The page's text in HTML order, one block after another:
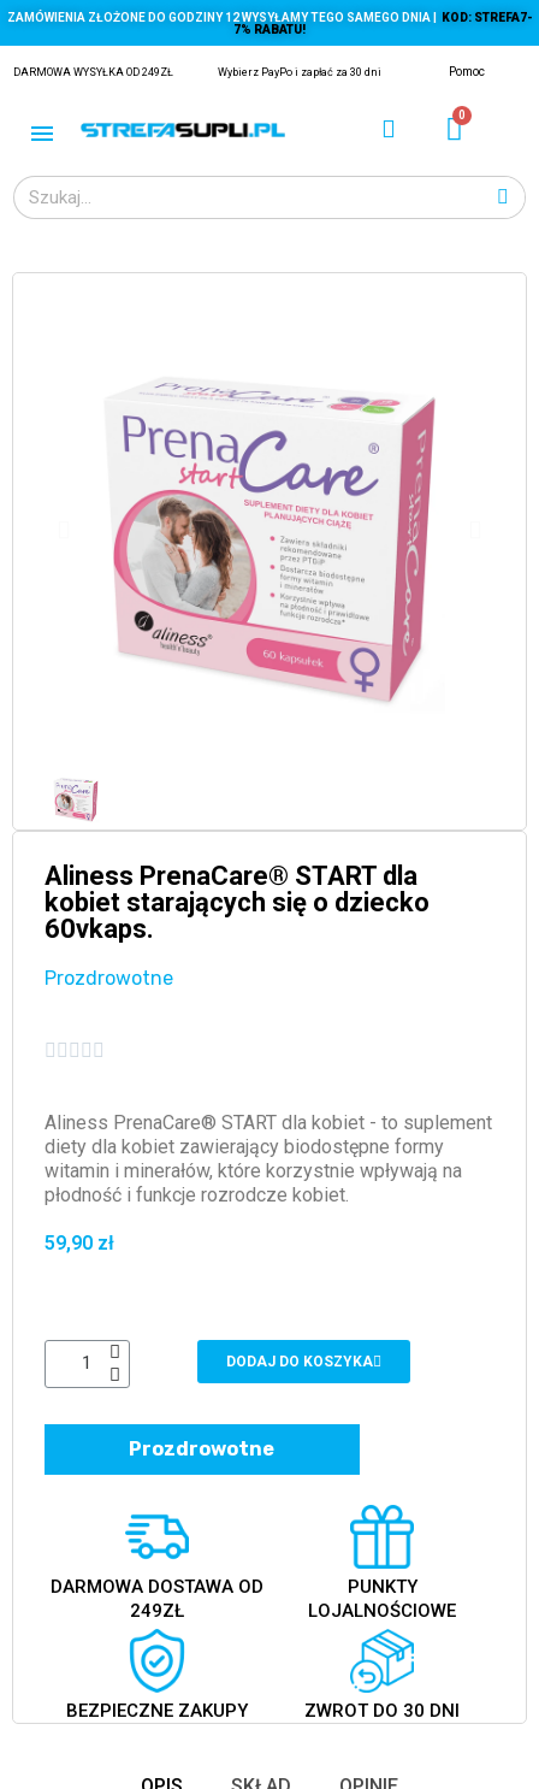
ZAMÓWIENIA ZŁOŻONE DO GODZINY 12 WYSYŁAMY TEGO SAMEGO DNIA |
KOD: STREFA7-
7% RABATU!
DARMOWA WYSYŁKA OD 249ZŁ Wybierz PayPo i zapłać za 30 dni Pomoc
Aliness PrenaCare® START dla
kobiet starających się o dziecko
60vkaps.
Prozdrowotne
    
Aliness PrenaCare® START dla kobiet - to suplement
diety dla kobiet zawierający biodostępne formy
witamin i minerałów, które korzystnie wpływają na
płodność i funkcje rozrodcze kobiet.
59,90 zł
DODAJ DO KOSZYKA
Prozdrowotne
DARMOWA DOSTAWA OD
249ZŁ
PUNKTY
LOJALNOŚCIOWE
BEZPIECZNE ZAKUPY ZWROT DO 30 DNI